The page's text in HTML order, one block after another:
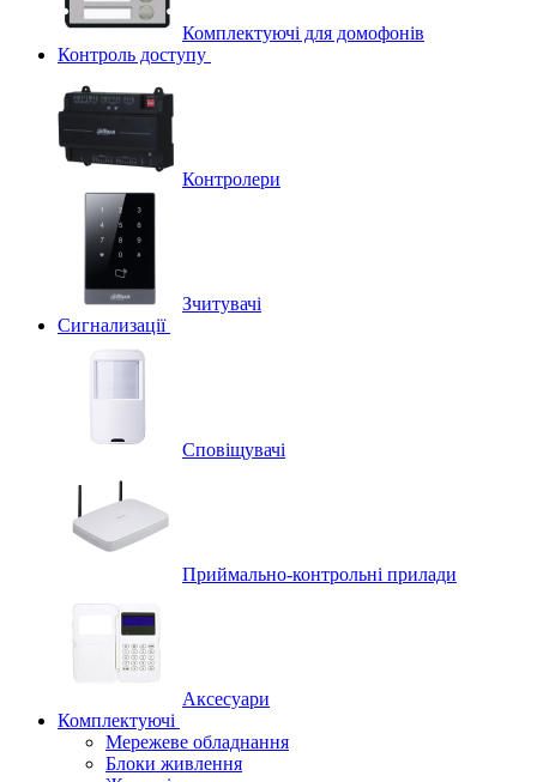
Комплектуючі для домофонів
Контроль доступу
Контролери
Зчитувачі
Сигнализації
Сповіщувачі
Приймально-контрольні прилади
Аксесуари
Комплектуючі
Мережеве обладнання
Блоки живлення